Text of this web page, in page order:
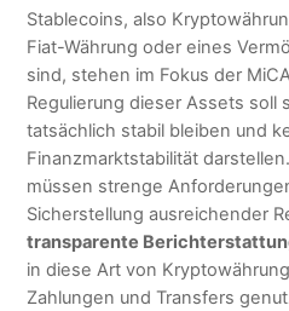
Stablecoins, also
Fiat-Währung oder eines
sind, stehen im Fokus der
Regulierung dieser Assets soll
tatsächlich stabil bleiben und
Finanzmarktstabilität
müssen strenge
Sicherstellung ausreichender
transparente
in diese Art von
Zahlungen und Transfers